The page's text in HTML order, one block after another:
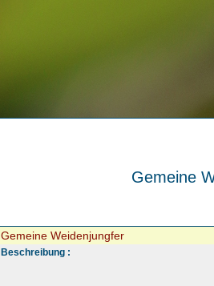
Gemeine
Gemeine Weidenjungfer
Beschreibung :